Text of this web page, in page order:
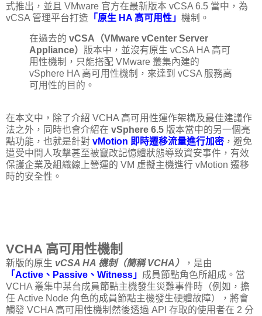
式推出，並且 VMware 官方在最新版本 vCSA 6.5 當中，為
vCSA 管理平台打造 「原生 HA 高可用性」 機制。
在過去的 vCSA（VMware vCenter Server
Appliance） 版本中，並沒有原生 vCSA HA 高可
用性機制，只能搭配 VMware 叢集內建的
vSphere HA 高可用性機制，來達到 vCSA 服務高
可用性的目的。
在本文中，除了介紹 VCHA 高可用性運作架構及最佳建議作
法之外，同時也會介紹在 vSphere 6.5 版本當中的另一個亮
點功能，也就是針對 vMotion 即時遷移流量進行加密 ，避免
遭受中間人攻擊甚至被竄改記憶體狀態導致資安事件，有效
保護企業及組織線上營運的 VM 虛擬主機進行 vMotion 遷移
時的安全性。
VCHA 高可用性機制
新版的原生 vCSA HA 機制（簡稱 VCHA）
，是由
「Active、Passive、Witness」 成員節點角色所組成。當
VCHA 叢集中某台成員節點主機發生災難事件時（例如，擔
任 Active Node 角色的成員節點主機發生硬體故障），將會
觸發 VCHA 高可用性機制然後透過 API 存取的使用者在 2 分